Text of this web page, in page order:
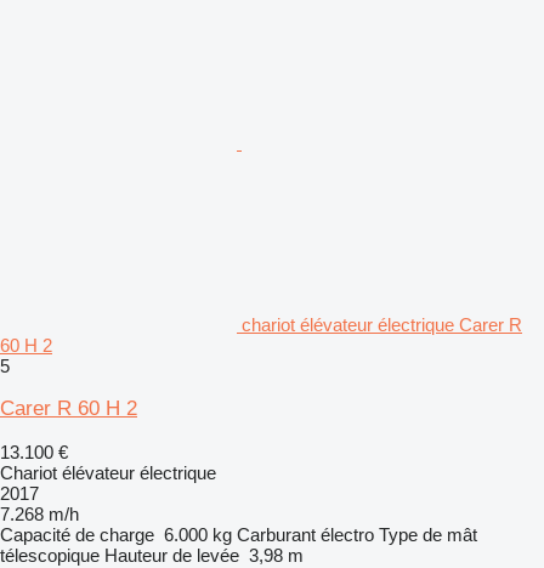
chariot élévateur électrique Carer R
60 H 2
5
Carer R 60 H 2
13.100 €
Chariot élévateur électrique
2017
7.268 m/h
Capacité de charge 6.000 kg Carburant électro Type de mât
télescopique Hauteur de levée 3,98 m